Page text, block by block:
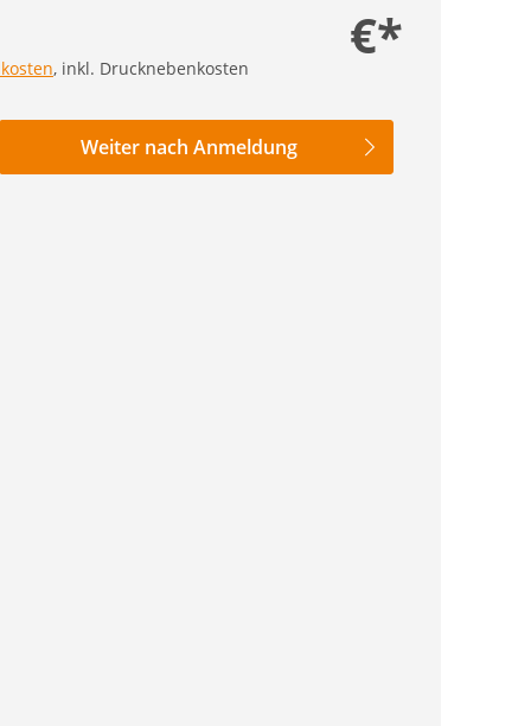
€*
, inkl. Drucknebenkosten
Weiter nach Anmeldung